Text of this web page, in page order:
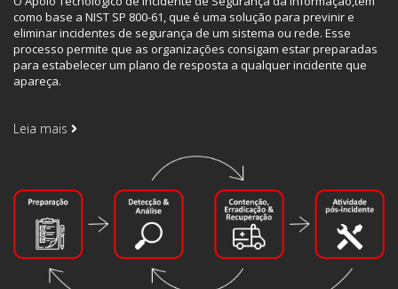
como base a NIST SP 800-61, que é uma solução para previnir e
eliminar incidentes de segurança de um sistema ou rede. Esse
processo permite que as organizações consigam estar preparadas
para estabelecer um plano de resposta a qualquer incidente que
apareça.
Leia mais